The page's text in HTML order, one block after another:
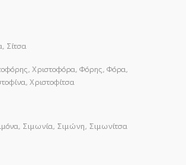
Σίτσα
Χριστοφόρα, Φόρης, Φόρα,
Χριστοφίτσα
Σιμωνία, Σιμώνη, Σιμωνίτσα